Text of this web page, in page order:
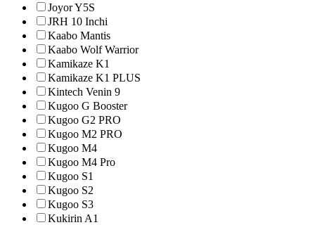
Joyor Y5S
JRH 10 Inchi
Kaabo Mantis
Kaabo Wolf Warrior
Kamikaze K1
Kamikaze K1 PLUS
Kintech Venin 9
Kugoo G Booster
Kugoo G2 PRO
Kugoo M2 PRO
Kugoo M4
Kugoo M4 Pro
Kugoo S1
Kugoo S2
Kugoo S3
Kukirin A1